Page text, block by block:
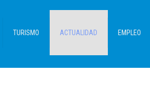
TURISMO ACTUALIDAD EMPLEO